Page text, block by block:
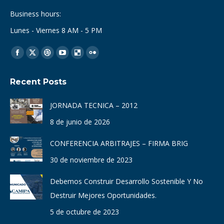
Business hours:
Lunes - Viernes 8 AM - 5 PM
Find us on:
Facebook
opens
in
new
window
X
opens
in
new
window
Dribbble
opens
new
window
YouTube
opens
new
window
Delicious
new
window
Flickr
new
window
Recent Posts
JORNADA TECNICA – 2012
8 de junio de 2026
CONFERENCIA ARBITRAJES – FIRMA BRIG
30 de noviembre de 2023
Debemos Construir Desarrollo Sostenible Y No
Destruir Mejores Oportunidades.
5 de octubre de 2023